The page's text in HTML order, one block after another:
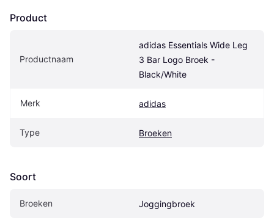
Product
Productnaam
adidas Essentials Wide Leg
3 Bar Logo Broek -
Black/White
Merk adidas
Type Broeken
Soort
Broeken Joggingbroek